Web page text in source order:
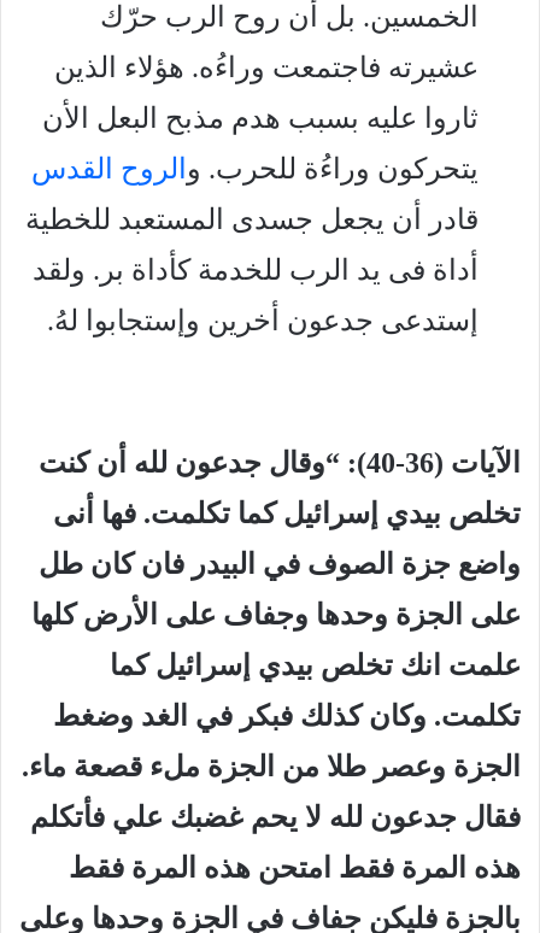
الخمسين. بل أن روح الرب حرّك
عشيرته فاجتمعت وراءُه. هؤلاء الذين
ثاروا عليه بسبب هدم مذبح البعل الأن
يتحركون وراءُة للحرب. و الروح القدس
قادر أن يجعل جسدى المستعبد للخطية
أداة فى يد الرب للخدمة كأداة بر. ولقد
إستدعى جدعون أخرين وإستجابوا لهُ.
الآيات (36-40): “وقال جدعون لله أن كنت
تخلص بيدي إسرائيل كما تكلمت. فها أنى
واضع جزة الصوف في البيدر فان كان طل
على الجزة وحدها وجفاف على الأرض كلها
علمت انك تخلص بيدي إسرائيل كما
تكلمت. وكان كذلك فبكر في الغد وضغط
الجزة وعصر طلا من الجزة ملء قصعة ماء.
فقال جدعون لله لا يحم غضبك علي فأتكلم
هذه المرة فقط امتحن هذه المرة فقط
بالجزة فليكن جفاف في الجزة وحدها وعلى